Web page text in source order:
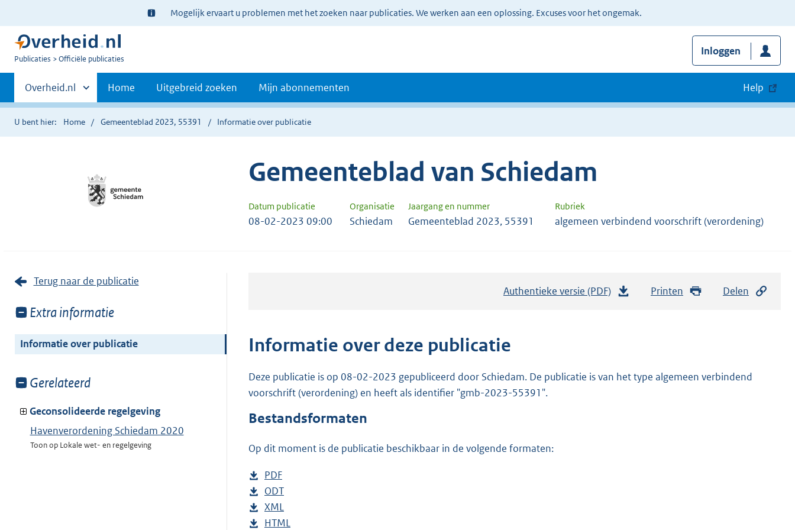
Ter
informatie:
Mogelijk ervaart u problemen met het zoeken naar publicaties. We werken aan een oplossing. Excuses voor het ongemak.
U
Publicaties Officiële publicaties
Inloggen
Primaire
navigatie
Andere
sites
binnen
Overheid.nl Home Uitgebreid zoeken Mijn abonnementen Help
U bent hier: Home Gemeenteblad 2023, 55391 Informatie over publicatie
Gemeenteblad van Schiedam
Datum publicatie Organisatie Jaargang en nummer Rubriek
08-02-2023 09:00 Schiedam Gemeenteblad 2023, 55391 algemeen verbindend voorschrift (verordening)
Terug naar de publicatie
Toon
van:
Extra informatie
Informatie over publicatie
Toon
van:
Gerelateerd
Geconsolideerde regelgeving
Havenverordening Schiedam 2020
Toon op Lokale wet- en regelgeving
Authentieke versie (PDF) Printen Delen
Informatie over deze publicatie
Deze publicatie is op 08-02-2023 gepubliceerd door Schiedam. De publicatie is van het type algemeen verbindend
voorschrift (verordening) en heeft als identifier "gmb-2023-55391".
Bestandsformaten
Op dit moment is de publicatie beschikbaar in de volgende formaten:
D
o
w
n
PDF
e
s
t
D
o
w
ODT
s
D
o
XML
e
D
HTML